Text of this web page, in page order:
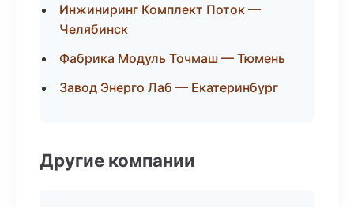
Инжиниринг Комплект Поток —
Челябинск
Фабрика Модуль Точмаш — Тюмень
Завод Энерго Лаб — Екатеринбург
Другие компании